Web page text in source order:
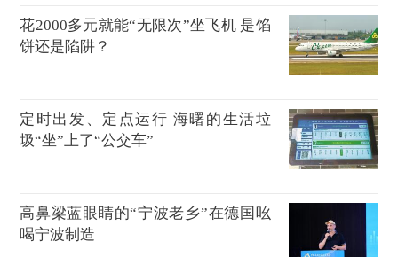
花2000多元就能“无限次”坐飞机 是馅
饼还是陷阱？
定时出发、定点运行 海曙的生活垃
圾“坐”上了“公交车”
高鼻梁蓝眼睛的“宁波老乡”在德国吆
喝宁波制造